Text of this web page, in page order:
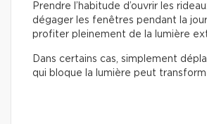
Prendre l’habitude d’ouvrir les
dégager les fenêtres pendant la
profiter pleinement de la lumière
Dans certains cas, simplement
qui bloque la lumière peut